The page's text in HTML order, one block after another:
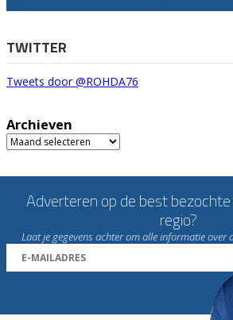
TWITTER
Tweets door @ROHDA76
Archieven
Archieven
Adverteren op de best
regio?
Laat je gegevens achter om alle informatie over